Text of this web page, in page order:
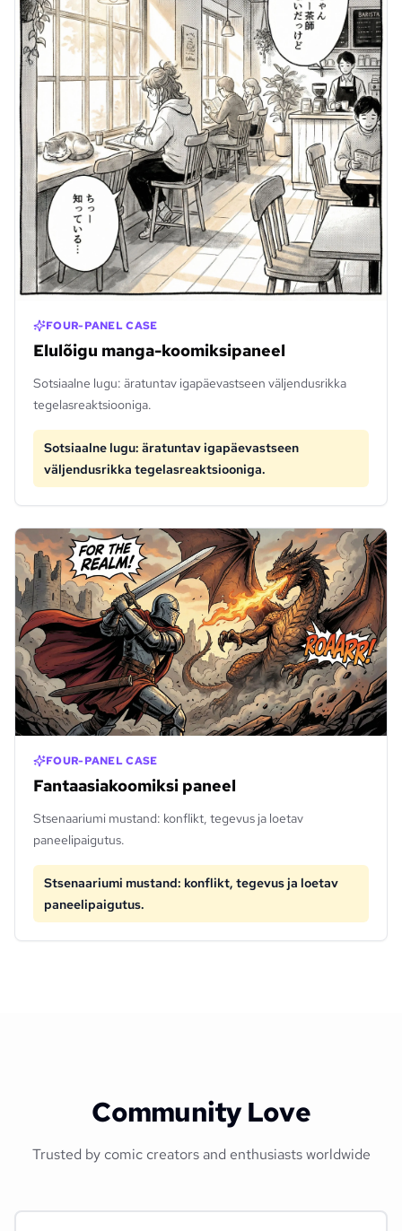
FOUR-PANEL CASE
Elulõigu manga-koomiksipaneel
Sotsiaalne lugu: äratuntav igapäevastseen väljendusrikka
tegelasreaktsiooniga.
Sotsiaalne lugu: äratuntav igapäevastseen
väljendusrikka tegelasreaktsiooniga.
FOUR-PANEL CASE
Fantaasiakoomiksi paneel
Stsenaariumi mustand: konflikt, tegevus ja loetav
paneelipaigutus.
Stsenaariumi mustand: konflikt, tegevus ja loetav
paneelipaigutus.
Community Love
Trusted by comic creators and enthusiasts worldwide